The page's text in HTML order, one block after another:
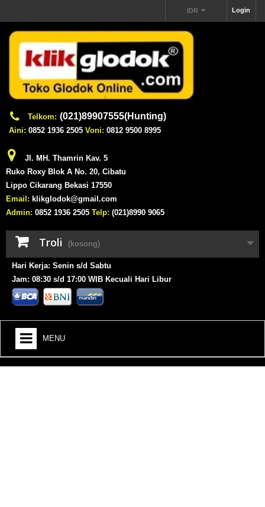
Login
IDR
Telkom: (021)89907555(Hunting)
Aini: 0852 1936 2505 Voni: 0812 9500 8995
Jl. MH. Thamrin Kav. 5
Ruko Roxy Blok A No. 20, Cibatu
Lippo Cikarang Bekasi 17550
Email: klikglodok@gmail.com
Admin: 0852 1936 2505 Telp: (021)8990 9065
Troli (kosong)
Hari Kerja: Senin s/d Sabtu
Jam: 08:30 s/d 17:00 WIB Kecuali Hari Libur
MENU